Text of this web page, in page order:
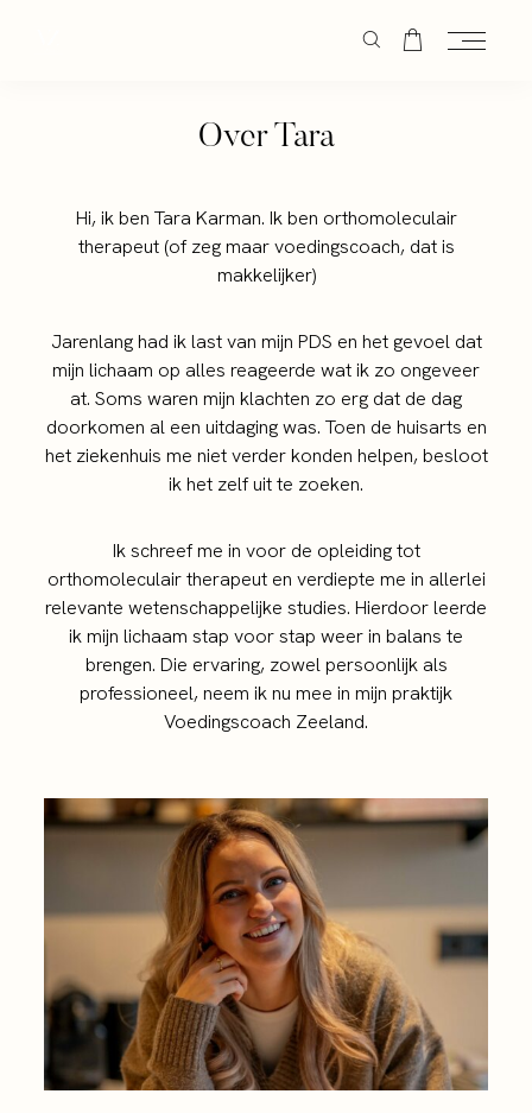
Over Tara
Hi, ik ben Tara Karman. Ik ben orthomoleculair
therapeut (of zeg maar voedingscoach, dat is
makkelijker)
Jarenlang had ik last van mijn PDS en het gevoel dat
mijn lichaam op alles reageerde wat ik zo ongeveer
at. Soms waren mijn klachten zo erg dat de dag
doorkomen al een uitdaging was. Toen de huisarts en
het ziekenhuis me niet verder konden helpen, besloot
ik het zelf uit te zoeken.
Ik schreef me in voor de opleiding tot
orthomoleculair therapeut en verdiepte me in allerlei
relevante wetenschappelijke studies. Hierdoor leerde
ik mijn lichaam stap voor stap weer in balans te
brengen. Die ervaring, zowel persoonlijk als
professioneel, neem ik nu mee in mijn praktijk
Voedingscoach Zeeland.